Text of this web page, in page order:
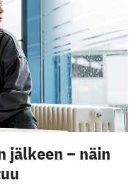
jälkeen – näin